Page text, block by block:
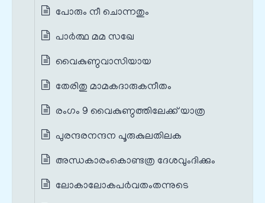
പോരും നീ ചൊന്നതും
പാർത്ഥ മമ സഖേ
വൈകുണ്ഠവാസിയായ
തേരിതു മാമകദാരുകനീതം
രംഗം 9 വൈകുണ്ഠത്തിലേക്ക് യാത്ര
പുരന്ദരനന്ദന പൂരുകുലതിലക
അന്ധകാരംകൊണ്ടത്ര ദേശവുംദിക്കും
ലോകാലോകപർവതംതന്നുടെ